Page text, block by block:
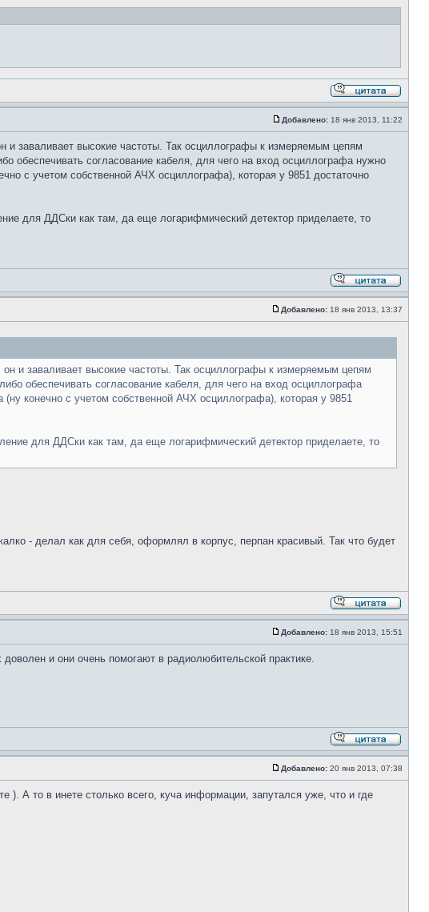
Добавлено: 18 янв 2013, 11:22
и заваливает высокие частоты. Так осциллографы к измеряемым цепям
обеспечивать согласование кабеля, для чего на вход осциллографа нужно
с учетом собственной АЧХ осциллографа), которая у 9851 достаточно
для ДДСки как там, да еще логарифмический детектор приделаете, то
Добавлено: 18 янв 2013, 13:37
и заваливает высокие частоты. Так осциллографы к измеряемым цепям
обеспечивать согласование кабеля, для чего на вход осциллографа
(ну конечно с учетом собственной АЧХ осциллографа), которая у 9851
для ДДСки как там, да еще логарифмический детектор приделаете, то
- делал как для себя, оформлял в корпус, перпан красивый. Так что будет
Добавлено: 18 янв 2013, 15:51
и они очень помогают в радиолюбительской практике.
Добавлено: 20 янв 2013, 07:38
). А то в инете столько всего, куча информации, запутался уже, что и где